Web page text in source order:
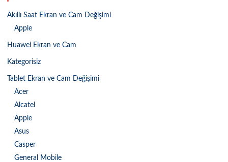
Akıllı Saat Ekran ve Cam Değişimi
Apple
Huawei Ekran ve Cam
Kategorisiz
Tablet Ekran ve Cam Değişimi
Acer
Alcatel
Apple
Asus
Casper
General Mobile